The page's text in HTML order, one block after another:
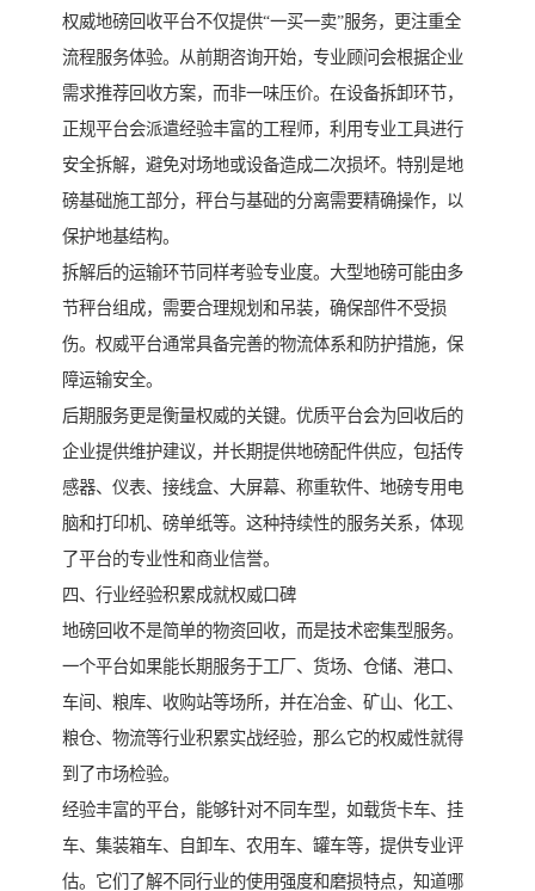
权威地磅回收平台不仅提供“一买一卖”服务，更注重全
流程服务体验。从前期咨询开始，专业顾问会根据企业
需求推荐回收方案，而非一味压价。在设备拆卸环节，
正规平台会派遣经验丰富的工程师，利用专业工具进行
安全拆解，避免对场地或设备造成二次损坏。特别是地
磅基础施工部分，秤台与基础的分离需要精确操作，以
保护地基结构。
拆解后的运输环节同样考验专业度。大型地磅可能由多
节秤台组成，需要合理规划和吊装，确保部件不受损
伤。权威平台通常具备完善的物流体系和防护措施，保
障运输安全。
后期服务更是衡量权威的关键。优质平台会为回收后的
企业提供维护建议，并长期提供地磅配件供应，包括传
感器、仪表、接线盒、大屏幕、称重软件、地磅专用电
脑和打印机、磅单纸等。这种持续性的服务关系，体现
了平台的专业性和商业信誉。
四、行业经验积累成就权威口碑
地磅回收不是简单的物资回收，而是技术密集型服务。
一个平台如果能长期服务于工厂、货场、仓储、港口、
车间、粮库、收购站等场所，并在冶金、矿山、化工、
粮仓、物流等行业积累实战经验，那么它的权威性就得
到了市场检验。
经验丰富的平台，能够针对不同车型，如载货卡车、挂
车、集装箱车、自卸车、农用车、罐车等，提供专业评
估。它们了解不同行业的使用强度和磨损特点，知道哪